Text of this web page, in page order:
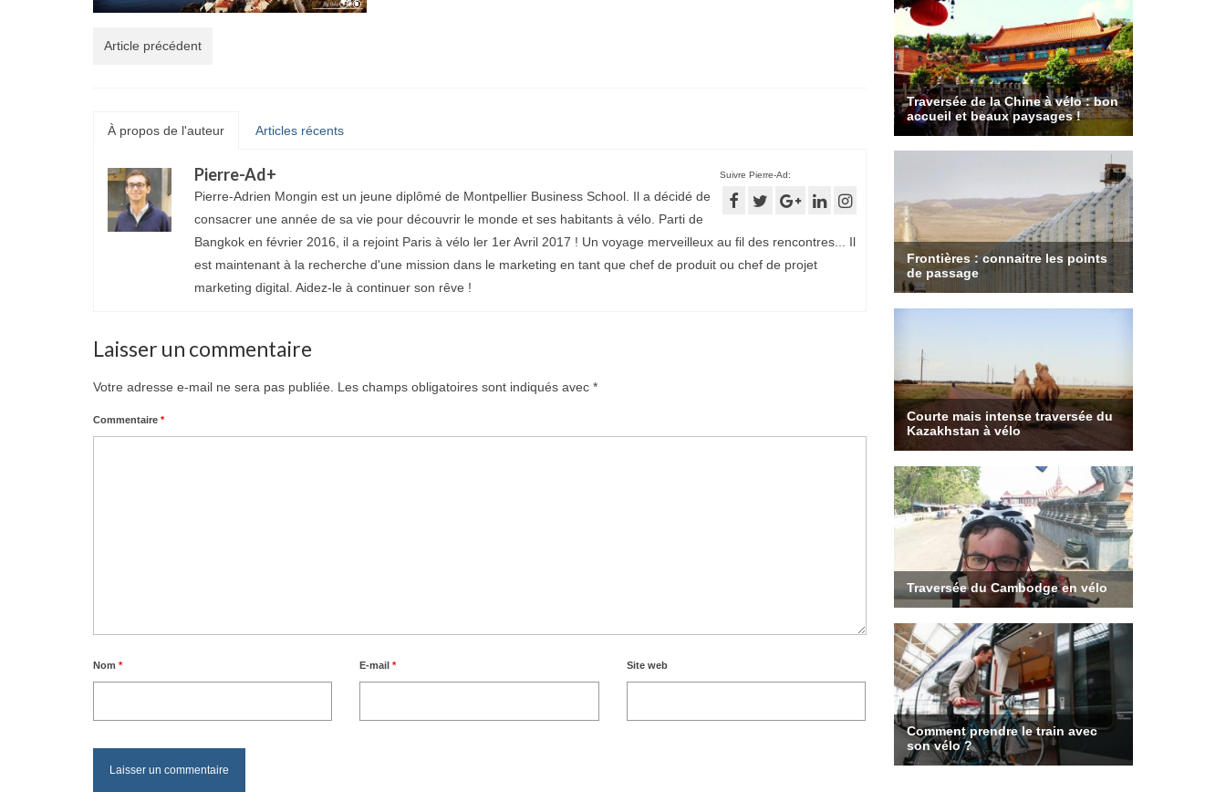
Article précédent
À propos de l'auteur Articles récents
Suivre Pierre-Ad:
Pierre-Ad+
Pierre-Adrien Mongin est un jeune diplômé de Montpellier Business School. Il a décidé de
consacrer une année de sa vie pour découvrir le monde et ses habitants à vélo. Parti de
Bangkok en février 2016, il a rejoint Paris à vélo ler 1er Avril 2017 ! Un voyage merveilleux au fil des rencontres... Il
est maintenant à la recherche d'une mission dans le marketing en tant que chef de produit ou chef de projet
marketing digital. Aidez-le à continuer son rêve !
Laisser un commentaire
Votre adresse e-mail ne sera pas publiée. Les champs obligatoires sont indiqués avec *
Commentaire *
Nom * E-mail* Site web